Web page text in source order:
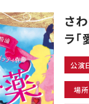
さ
ラ「
公演
場所